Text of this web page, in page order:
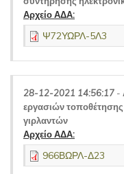
Αρχείο ΑΔΑ:
Ψ72ΥΩΡΛ-5Λ3
28-12-2021 14:56:17 -
εργασιών
γιρλαντών
Αρχείο ΑΔΑ:
966ΒΩΡΛ-Δ23